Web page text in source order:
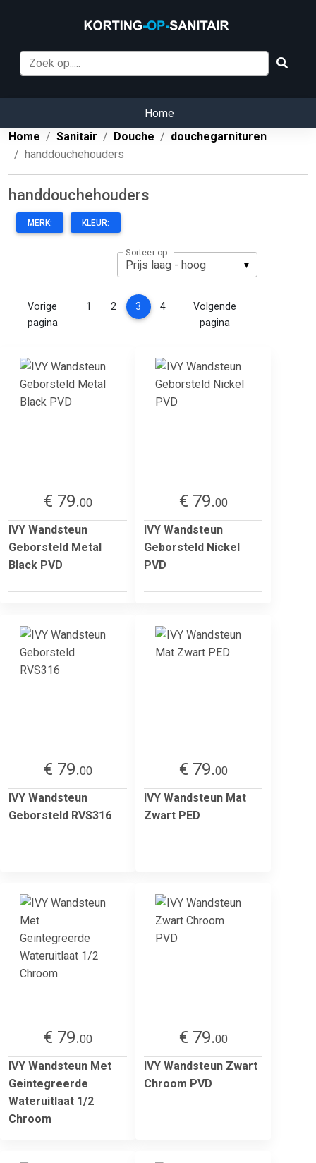
Home
Home
Sanitair Douche
douchegarnituren
handdouchehouders
handdouchehouders
MERK: KLEUR:
Sorteer op:
Vorige
pagina
1 2 3 (current)
4
Volgende
pagina
€ 79.00
IVY Wandsteun
Geborsteld Metal
Black PVD
€ 79.00
IVY Wandsteun
Geborsteld Nickel
PVD
€ 79.00
IVY Wandsteun
Geborsteld RVS316
€ 79.00
IVY Wandsteun Mat
Zwart PED
€ 79.00
IVY Wandsteun Met
Geintegreerde
Wateruitlaat 1/2
Chroom
€ 79.00
IVY Wandsteun Zwart
Chroom PVD